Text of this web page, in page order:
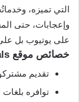
التي تميزه،
وإعجابات، حتى
على يوتيوب بل
خصائص موقع YT pals
تقديم
توافره بلغات